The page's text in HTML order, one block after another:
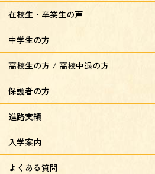
在校生・卒業生の声
中学生の方
高校生の方 / 高校中退の方
保護者の方
進路実績
入学案内
よくある質問